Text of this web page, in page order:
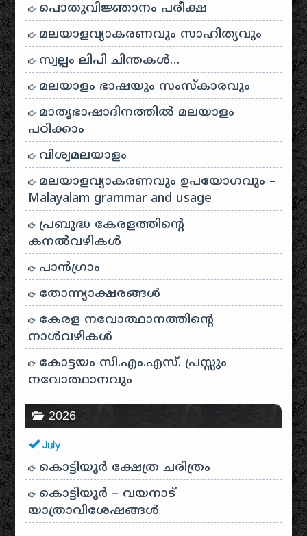
പൊതുവിജ്ഞാനം പരീക്ഷ
മലയാളവ്യാകരണവും സാഹിത്യവും
സ്വല്പം ലിപി ചിന്തകൾ…
മലയാളം ഭാഷയും സംസ്കാരവും
മാതൃഭാഷാദിനത്തിൽ മലയാളം
പഠിക്കാം
വിശ്വമലയാളം
മലയാളവ്യാകരണവും ഉപയോഗവും –
Malayalam grammar and usage
പ്രബുദ്ധ കേരളത്തിന്റെ
കനൽവഴികൾ
പാന്‍ഗ്രാം
തോന്ന്യാക്ഷരങ്ങള്‍
കേരള നവോത്ഥാനത്തിന്റെ
നാൾവഴികൾ
കോട്ടയം സി.എം.എസ്. പ്രസ്സും
നവോത്ഥാനവും
2026
July
കൊട്ടിയൂർ ക്ഷേത്ര ചരിത്രം
കൊട്ടിയൂർ – വയനാട്
യാത്രാവിശേഷങ്ങൾ